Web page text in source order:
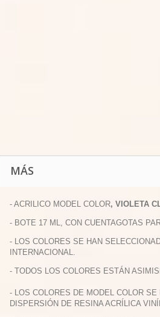
MÁS
- ACRILICO MODEL COLOR, VIOLETA
- BOTE 17 ML, CON CUENTAGOTAS
- LOS COLORES SE HAN
INTERNACIONAL.
- TODOS LOS COLORES ESTÁN
- LOS COLORES DE MODEL COLOR
DISPERSIÓN DE RESINA ACRÍLICA